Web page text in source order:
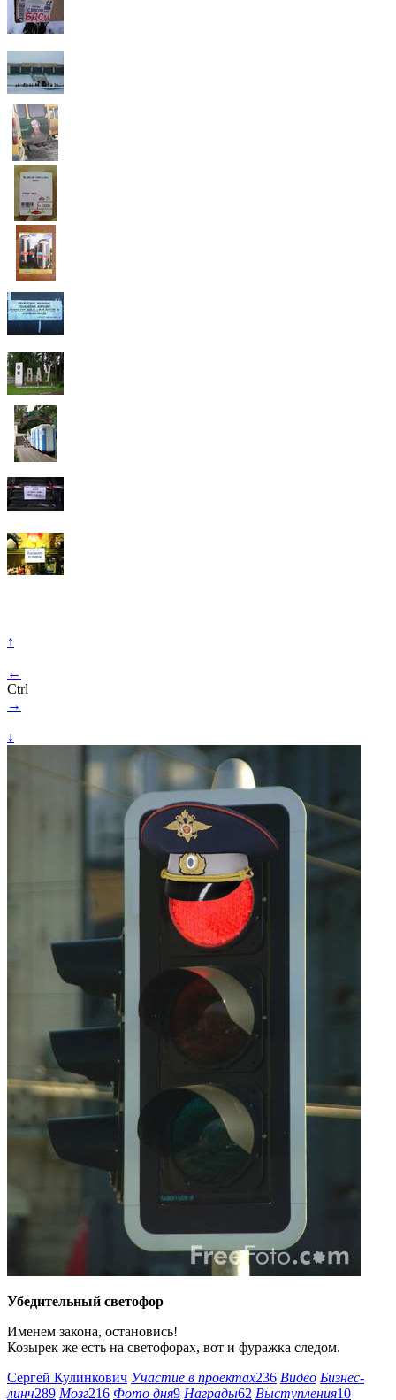
↑
←
Ctrl
→
↓
Убедительный светофор
Именем закона, остановись!
Козырек же есть на светофорах, вот и фуражка следом.
Сергей Кулинкович Участие в проектах236 Видео Бизнес-
линч289 Мозг216 Фото дня9 Награды62 Выступления10